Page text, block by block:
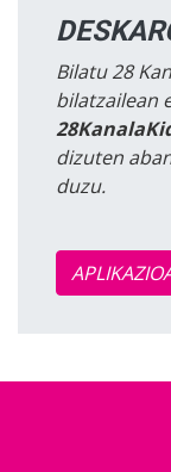
Bilatu 28
bilatzailean
dizuten
duzu.